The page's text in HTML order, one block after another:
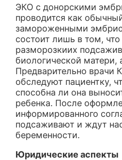
ЭКО с донорскими
проводится как
замороженными
состоит лишь в том,
разморозкиих
биологической
Предварительно врачи
обследуют пациентку,
способна ли она
ребенка. После
информированного
подсаживают и ждут
беременности.
Юридические аспекты